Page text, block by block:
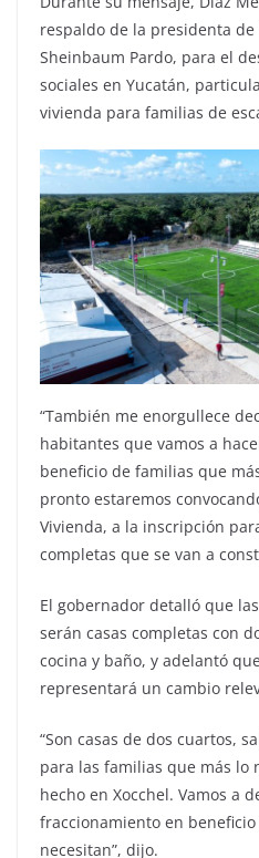
respaldo de la presidenta de
Sheinbaum Pardo, para el
sociales en Yucatán,
vivienda para familias de
“También me enorgullece
habitantes que vamos a
beneficio de familias que
pronto estaremos
Vivienda, a la inscripción
completas que se van a
El gobernador detalló que
serán casas completas con
cocina y baño, y adelantó
representará un cambio
“Son casas de dos cuartos,
para las familias que más lo
hecho en Xocchel. Vamos a
fraccionamiento en
necesitan”, dijo.